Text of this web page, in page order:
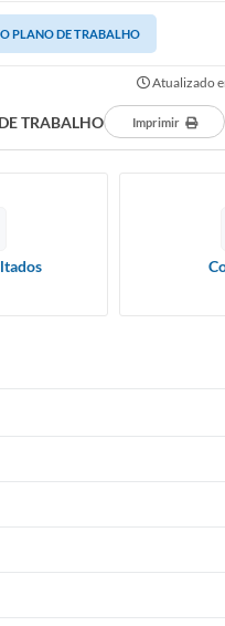
PLANO DE TRABALHO
Atualizado
TRABALHO Imprimir